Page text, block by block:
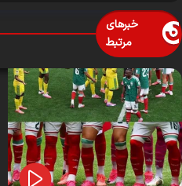
خبرهای
مرتبط